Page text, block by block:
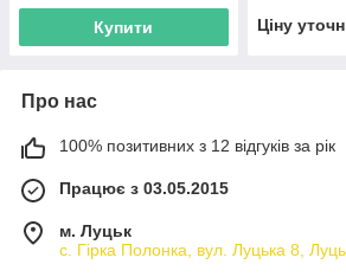
Купити Ціну
Про нас
100% позитивних з 12 відгуків за рік
Працює з 03.05.2015
м. Луцьк
с. Гірка Полонка, вул. Луцька 8,